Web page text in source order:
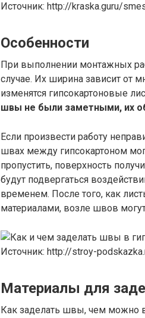
Источник: http://kraska.guru/
Особенности
При выполнении монтажных
случае. Их ширина зависит от
изменятся гипсокартоновые
швы не были заметными, их
Если произвести работу
швах между гипсокартоном
пропустить, поверхность
будут подвергаться
временем. После того, как
материалами, возле швов
Источник: http://stroy-
Материалы для
Как заделать швы, чем можно